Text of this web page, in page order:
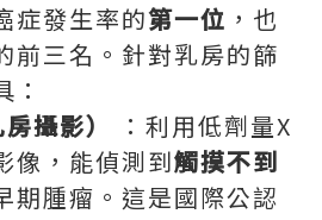
症發生率的第一位 ，也
前三名。針對乳房的篩
攝影）
：利用低劑量X
像，能偵測到觸摸不到
期腫瘤。這是國際公認